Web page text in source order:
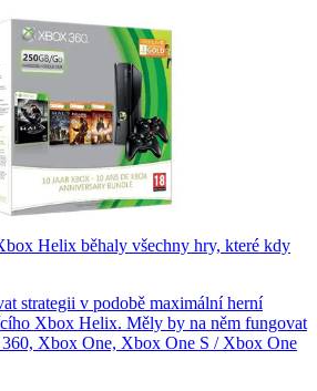
Helix běhaly všechny hry, které kdy
strategii v podobě maximální herní
Xbox Helix. Měly by na něm fungovat
Xbox One, Xbox One S / Xbox One